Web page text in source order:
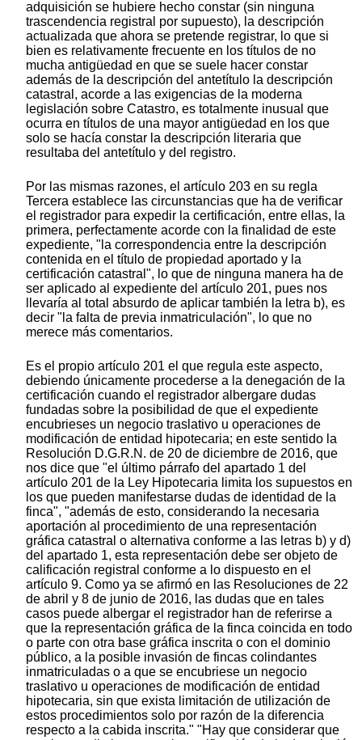
adquisición se hubiere hecho constar (sin ninguna
trascendencia registral por supuesto), la descripción
actualizada que ahora se pretende registrar, lo que si
bien es relativamente frecuente en los títulos de no
mucha antigüedad en que se suele hacer constar
además de la descripción del antetítulo la descripción
catastral, acorde a las exigencias de la moderna
legislación sobre Catastro, es totalmente inusual que
ocurra en títulos de una mayor antigüedad en los que
solo se hacía constar la descripción literaria que
resultaba del antetítulo y del registro.
Por las mismas razones, el artículo 203 en su regla
Tercera establece las circunstancias que ha de verificar
el registrador para expedir la certificación, entre ellas, la
primera, perfectamente acorde con la finalidad de este
expediente, "la correspondencia entre la descripción
contenida en el título de propiedad aportado y la
certificación catastral", lo que de ninguna manera ha de
ser aplicado al expediente del artículo 201, pues nos
llevaría al total absurdo de aplicar también la letra b), es
decir "la falta de previa inmatriculación", lo que no
merece más comentarios.
Es el propio artículo 201 el que regula este aspecto,
debiendo únicamente procederse a la denegación de la
certificación cuando el registrador albergare dudas
fundadas sobre la posibilidad de que el expediente
encubrieses un negocio traslativo u operaciones de
modificación de entidad hipotecaria; en este sentido la
Resolución D.G.R.N. de 20 de diciembre de 2016, que
nos dice que "el último párrafo del apartado 1 del
artículo 201 de la Ley Hipotecaria limita los supuestos en
los que pueden manifestarse dudas de identidad de la
finca", "además de esto, considerando la necesaria
aportación al procedimiento de una representación
gráfica catastral o alternativa conforme a las letras b) y d)
del apartado 1, esta representación debe ser objeto de
calificación registral conforme a lo dispuesto en el
artículo 9. Como ya se afirmó en las Resoluciones de 22
de abril y 8 de junio de 2016, las dudas que en tales
casos puede albergar el registrador han de referirse a
que la representación gráfica de la finca coincida en todo
o parte con otra base gráfica inscrita o con el dominio
público, a la posible invasión de fincas colindantes
inmatriculadas o a que se encubriese un negocio
traslativo u operaciones de modificación de entidad
hipotecaria, sin que exista limitación de utilización de
estos procedimientos solo por razón de la diferencia
respecto a la cabida inscrita." "Hay que considerar que